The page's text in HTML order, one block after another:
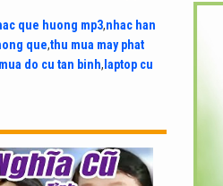
que huong mp3,nhac han
que,thu mua may phat
do cu tan binh, laptop cu